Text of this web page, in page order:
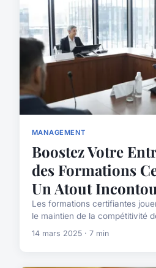
MANAGEMENT
Boostez Votre
des Formations
Un Atout
Les formations certifiantes
le maintien de la compétitivité
14 mars 2025 · 7 min